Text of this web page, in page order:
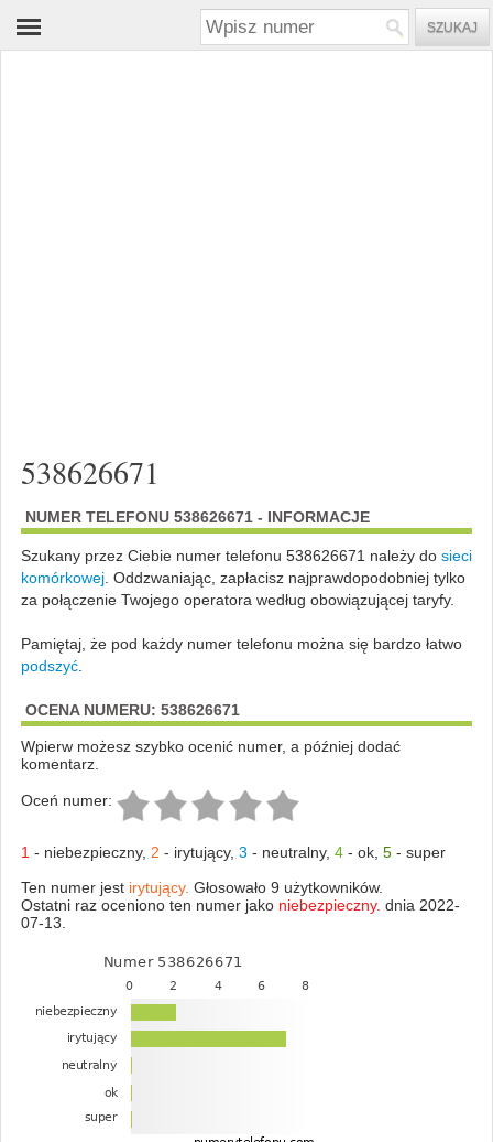
538626671
NUMER TELEFONU 538626671 - INFORMACJE
Szukany przez Ciebie numer telefonu 538626671 należy do sieci
komórkowej. Oddzwaniając, zapłacisz najprawdopodobniej tylko
za połączenie Twojego operatora według obowiązującej taryfy.
Pamiętaj, że pod każdy numer telefonu można się bardzo łatwo
podszyć.
OCENA NUMERU: 538626671
Wpierw możesz szybko ocenić numer, a później dodać
komentarz.
Oceń numer:
1 - niebezpieczny, 2 - irytujący, 3 - neutralny, 4- ok, 5- super
Ten numer jest irytujący. Głosowało 9 użytkowników.
Ostatni raz oceniono ten numer jako niebezpieczny. dnia 2022-
07-13.